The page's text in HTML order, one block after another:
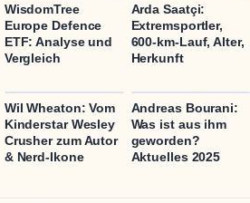
WisdomTree
Europe Defence
ETF: Analyse und
Vergleich
Arda Saatçi:
Extremsportler,
600-km-Lauf, Alter,
Herkunft
Wil Wheaton: Vom
Kinderstar Wesley
Crusher zum Autor
& Nerd-Ikone
Andreas Bourani:
Was ist aus ihm
geworden?
Aktuelles 2025